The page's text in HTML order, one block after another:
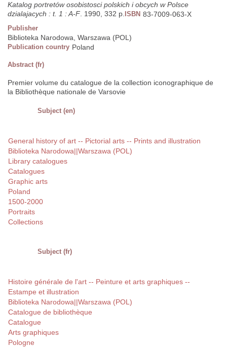
Katalog portretów osobistosci polskich i obcych w Polsce
dzialajacych : t. 1 : A-F. 1990, 332 p. ISBN 83-7009-063-X
Publisher
Biblioteka Narodowa, Warszawa (POL)
Publication country Poland
Abstract (fr)
Premier volume du catalogue de la collection iconographique de
la Bibliothèque nationale de Varsovie
Subject (en)
General history of art -- Pictorial arts -- Prints and illustration
Biblioteka Narodowa||Warszawa (POL)
Library catalogues
Catalogues
Graphic arts
Poland
1500-2000
Portraits
Collections
Subject (fr)
Histoire générale de l'art -- Peinture et arts graphiques --
Estampe et illustration
Biblioteka Narodowa||Warszawa (POL)
Catalogue de bibliothèque
Catalogue
Arts graphiques
Pologne